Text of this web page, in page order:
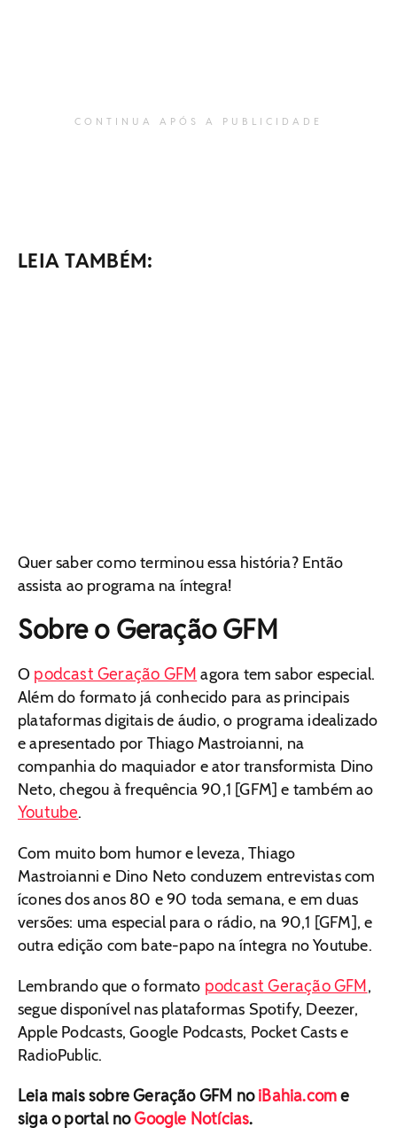
CONTINUA APÓS A PUBLICIDADE
LEIA TAMBÉM:
Quer saber como terminou essa história? Então
assista ao programa na íntegra!
Sobre o Geração GFM
O podcast Geração GFM agora tem sabor especial.
Além do formato já conhecido para as principais
plataformas digitais de áudio, o programa idealizado
e apresentado por Thiago Mastroianni, na
companhia do maquiador e ator transformista Dino
Neto, chegou à frequência 90,1 [GFM] e também ao
Youtube.
Com muito bom humor e leveza, Thiago
Mastroianni e Dino Neto conduzem entrevistas com
ícones dos anos 80 e 90 toda semana, e em duas
versões: uma especial para o rádio, na 90,1 [GFM], e
outra edição com bate-papo na íntegra no Youtube.
Lembrando que o formato podcast Geração GFM,
segue disponível nas plataformas Spotify, Deezer,
Apple Podcasts, Google Podcasts, Pocket Casts e
RadioPublic.
Leia mais sobre Geração GFM noiBahia.come
siga o portal noGoogle Notícias.